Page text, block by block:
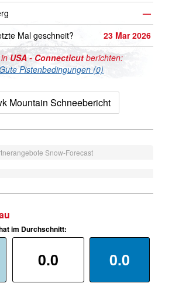
—
Mal geschneit?
23 Mar 2026
inUSA - Connecticut berichten:
Pistenbedingungen (0)
Mountain Schneebericht
Snow-Forecast
im Durchschnitt:
0.0 0.0